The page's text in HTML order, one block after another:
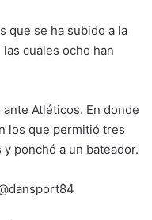
que se ha subido a la
cuales ocho han
Atléticos. En donde
los que permitió tres
ponchó a un bateador.